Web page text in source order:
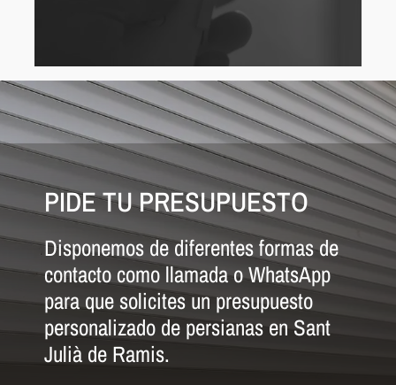
PIDE TU PRESUPUESTO
Disponemos de diferentes formas de
contacto como llamada o WhatsApp
para que solicites un presupuesto
personalizado de persianas en Sant
Julià de Ramis.